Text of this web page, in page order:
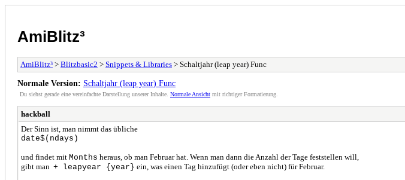
AmiBlitz³
AmiBlitz³ > Blitzbasic2 > Snippets & Libraries > Schaltjahr (leap year) Func
Normale Version: Schaltjahr (leap year) Func
Du siehst gerade eine vereinfachte Darstellung unserer Inhalte. Normale Ansicht mit richtiger Formatierung.
hackball
Der Sinn ist, man nimmt das übliche
date$(ndays)
und findet mit Months heraus, ob man Februar hat. Wenn man dann die Anzahl der Tage feststellen will,
gibt man + leapyear {year} ein, was einen Tag hinzufügt (oder eben nicht) für Februar.